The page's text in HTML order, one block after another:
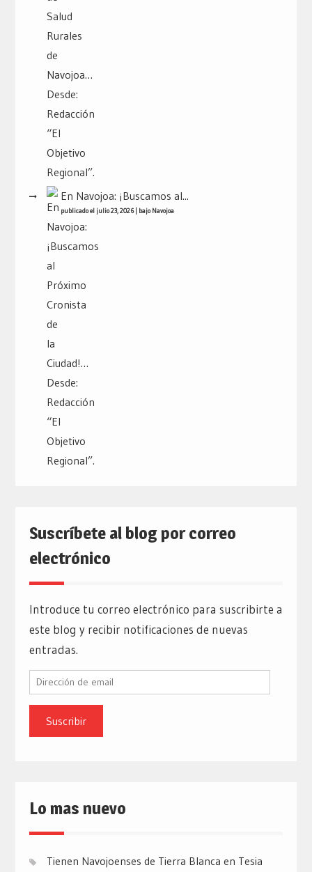
En Navojoa: ¡Buscamos al...
publicado el julio 23, 2026| bajoNavojoa
Suscríbete al blog por correo
electrónico
Introduce tu correo electrónico para suscribirte a
este blog y recibir notificaciones de nuevas
entradas.
Dirección
email
Lo mas nuevo
Tienen Navojoenses de Tierra Blanca en Tesia